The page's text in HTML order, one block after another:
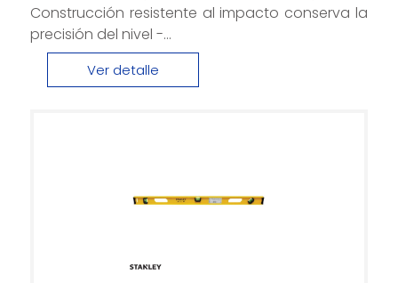
Construcción resistente al impacto conserva la
precisión del nivel -...
Ver detalle